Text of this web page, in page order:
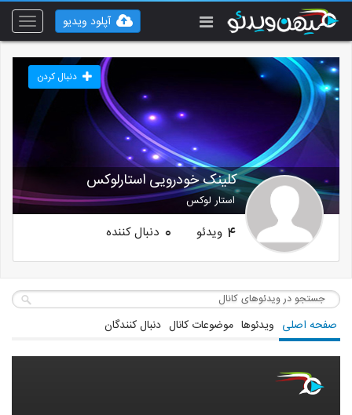
Toggle
آپلود ویدیو
کلینک خودرویی استارلوکس
استار لوکس
دنبال کردن
4 ویدئو 0 دنبال کننده
صفحه اصلی ویدئوها موضوعات کانال دنبال کنندگان